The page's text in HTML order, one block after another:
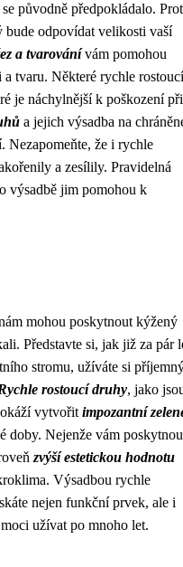
původně předpokládalo.
bude odpovídat velikosti vaší
a tvarovánívám pomohou
tvaru. Některé rychle rostoucí
je náchylnější k poškození při
a jejich výsadba na
Nezapomeňte, že i rychle
a zesílily. Pravidelná
výsadbě jim pomohou k
mohou poskytnout kýžený
Představte si, jak již za pár
stromu, užíváte si
rostoucí druhy, jako
vytvořit impozantní
doby. Nejenže vám poskytnou
zvýší estetickou hodnotu
Výsadbou rychle
nejen funkční prvek, ale i
užívat po mnoho let.